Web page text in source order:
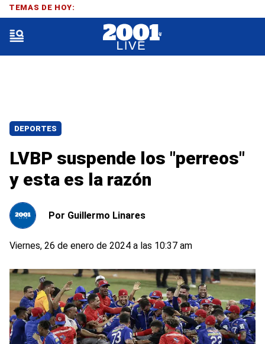
DEPORTES
LVBP suspende los "perreos"
y esta es la razón
Por Guillermo Linares
Viernes, 26 de enero de 2024 a las 10:37 am
TEMAS DE HOY: